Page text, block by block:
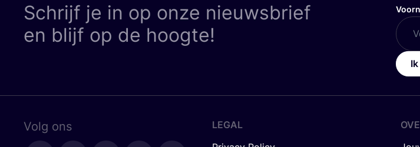
Schrijf je in op onze nieuwsbrief
en blijf op de hoogte!
Volg ons
LEGAL